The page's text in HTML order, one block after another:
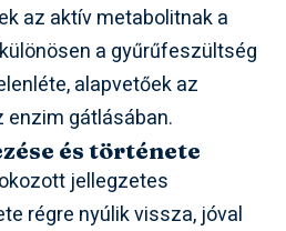
az aktív metabolitnak a
a gyűrűfeszültség
alapvetőek az
enzim gátlásában.
és története
jellegzetes
régre nyúlik vissza, jóval